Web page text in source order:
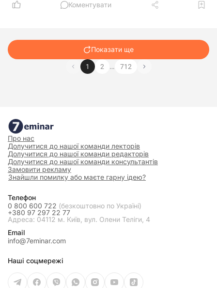
Коментувати
Показати ще
1 2 … 712
Про нас
Долучитися до нашої команди лекторів
Долучитися до нашої команди редакторів
Долучитися до нашої команди консультантів
Замовити рекламу
Знайшли помилку або маєте гарну ідею?
Телефон
0 800 600 722 (безкоштовно по Україні)
+380 97 297 22 77
Адреса: 04112 м. Київ, вул. Олени Теліги, 4
Email
info@7eminar.com
Наші соцмережі